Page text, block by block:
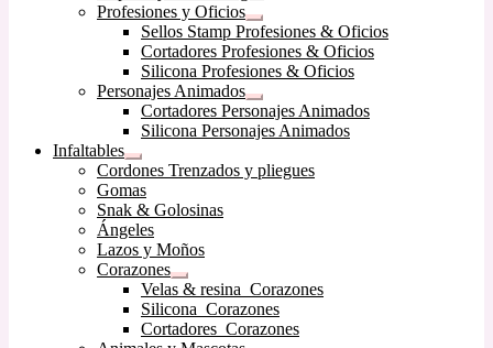
hijo
Profesiones y Oficios
Expandir
el
menú
hijo
Sellos Stamp Profesiones & Oficios
Cortadores Profesiones & Oficios
Silicona Profesiones & Oficios
Personajes Animados
Expandir
el
menú
Cortadores Personajes Animados
Silicona Personajes Animados
Infaltables
Expandir
el
menú
hijo
Cordones Trenzados y pliegues
Gomas
Snak & Golosinas
Ángeles
Lazos y Moños
Corazones
Expandir
el
menú
hijo
Velas & resina Corazones
Silicona Corazones
Cortadores Corazones